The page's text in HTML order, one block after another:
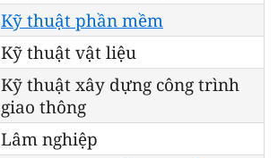
Kỹ thuật phần mềm
Kỹ thuật vật liệu
Kỹ thuật xây dựng công trình
giao thông
Lâm nghiệp